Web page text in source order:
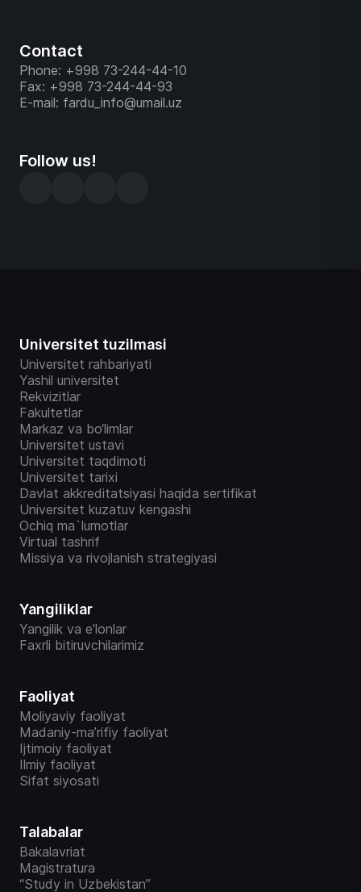
Contact
Phone: +998 73-244-44-10
Fax: +998 73-244-44-93
E-mail: fardu_info@umail.uz
Follow us!
Universitet tuzilmasi
Universitet rahbariyati
Yashil universitet
Rekvizitlar
Fakultetlar
Markaz va bo‘limlar
Universitet ustavi
Universitet taqdimoti
Universitet tarixi
Davlat akkreditatsiyasi haqida sertifikat
Universitet kuzatuv kengashi
Ochiq ma`lumotlar
Virtual tashrif
Missiya va rivojlanish strategiyasi
Yangiliklar
Yangilik va e'lonlar
Faxrli bitiruvchilarimiz
Faoliyat
Moliyaviy faoliyat
Madaniy-ma’rifiy faoliyat
Ijtimoiy faoliyat
Ilmiy faoliyat
Sifat siyosati
Talabalar
Bakalavriat
Magistratura
“Study in Uzbekistan”